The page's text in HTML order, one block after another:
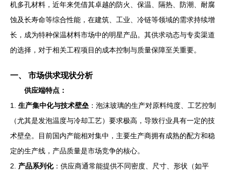
机多孔材料，近年来凭借其卓越的防火、保温、隔热、防潮、耐腐
蚀及长寿命等综合性能，在建筑、工业、冷链等领域的需求持续增
长，成为特种保温材料市场中的明星产品。其供求动态与专卖渠道
的选择，对于相关工程项目的成本控制与质量保障至关重要。
一、 市场供求现状分析
供应端特点：
1. 生产集中化与技术壁垒 ：泡沫玻璃的生产对原料纯度、工艺控制
（尤其是发泡温度与冷却工艺）要求极高，导致行业具有一定的技
术壁垒。目前国内产能相对集中，主要生产商拥有成熟的配方和稳
定的生产线，产品质量是市场竞争的核心。
2. 产品系列化：供应商通常能提供不同密度、尺寸、形状（如平